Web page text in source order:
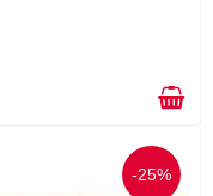
-25%